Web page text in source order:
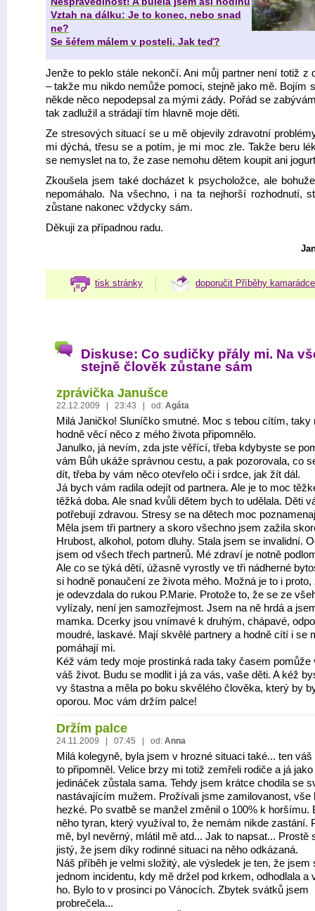
Vztah na dálku: Je to konec, nebo snad
ne?
Se šéfem málem v posteli. Jak teď?
Jenže to peklo stále nekončí. Ani můj partner není totiž z
– takže mu nikdo nemůže pomoci, stejně jako mě. Bojím
někde něco nepodepsal za mými zády. Pořád se
tak zadlužil a strádají tím hlavně moje děti.
Ze stresových situací se u mě objevily zdravotní
mi dýchá, třesu se a potím, je mi moc zle. Takže beru
se nemyslet na to, že zase nemohu dětem koupit ani
Zkoušela jsem také docházet k psycholožce, ale
nepomáhalo. Na všechno, i na ta nejhorší rozhodnutí,
zůstane nakonec vždycky sám.
Děkuji za případnou radu.
tisk stránky doporučit Příběhy kamarádce
Diskuse: Co sudičky přály mi. Na
stejně člověk zůstane sám
zprávička Janušce
22.12.2009 | 23:43 | od: Agáta
Milá Janičko! Sluníčko smutné. Moc s tebou cítím, taky
hodně věcí něco z mého života připomnělo.
Janulko, já nevím, zda jste věřící, třeba kdybyste se
vám Bůh ukáže správnou cestu, a pak pozorovala, co
dít, třeba by vám něco otevřelo oči i srdce, jak žít dál.
Já bych vám radila odejít od partnera. Ale je to moc
těžká doba. Ale snad kvůli dětem bych to udělala. Děti
potřebují zdravou. Stresy se na dětech moc
Měla jsem tři partnery a skoro všechno jsem zažila
Hrubost, alkohol, potom dluhy. Stala jsem se invalidní.
jsem od všech třech partnerů. Mé zdraví je notně
Ale co se týká dětí, úžasně vyrostly ve tři nádherné
si hodně ponaučení ze života mého. Možná je to i proto,
je odevzdala do rukou P.Marie. Protože to, že se ze
vylízaly, není jen samozřejmost. Jsem na ně hrdá a
mamka. Dcerky jsou vnímavé k druhým, chápavé,
moudré, laskavé. Mají skvělé partnery a hodně cítí i se
pomáhají mi.
Kéž vám tedy moje prostinká rada taky časem pomůže
váš život. Budu se modlit i já za vás, vaše děti. A kéž
vy štastna a měla po boku skvělého člověka, který by
oporou. Moc vám držím palce!
Držím palce
24.11.2009 | 07:45 | od: Anna
Milá kolegyně, byla jsem v hrozné situaci také... ten
to připomněl. Velice brzy mi totiž zemřeli rodiče a já jako
jedináček zůstala sama. Tehdy jsem krátce chodila se
nastávajícím mužem. Prožívali jsme zamilovanost, vše
hezké. Po svatbě se manžel změnil o 100% k horšímu.
něho tyran, který využíval to, že nemám nikde zastání.
mě, byl nevěrný, mlátil mě atd... Jak to napsat... Prostě
jistý, že jsem díky rodinné situaci na něho odkázaná.
Náš příběh je velmi složitý, ale výsledek je ten, že jsem
jednom incidentu, kdy mě držel pod krkem, odhodlala a
ho. Bylo to v prosinci po Vánocích. Zbytek svátků jsem
probrečela...